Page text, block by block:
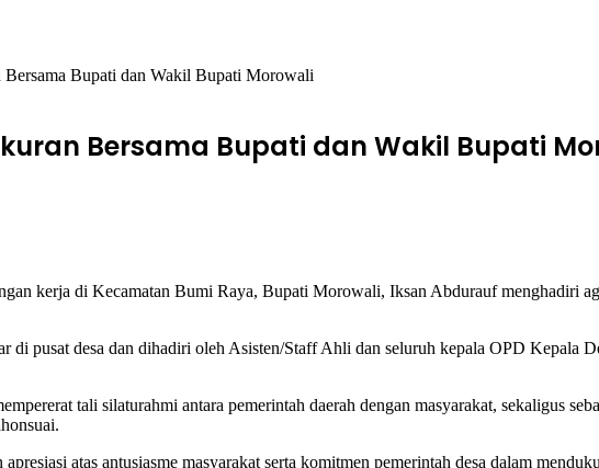
Bersama Bupati dan Wakil Bupati Morowali
Bersama Bupati dan Wakil Bupati
kerja di Kecamatan Bumi Raya, Bupati Morowali, Iksan Abdurauf menghadiri
di pusat desa dan dihadiri oleh Asisten/Staff Ahli dan seluruh kepala OPD Kepala
tali silaturahmi antara pemerintah daerah dengan masyarakat, sekaligus
atas antusiasme masyarakat serta komitmen pemerintah desa dalam